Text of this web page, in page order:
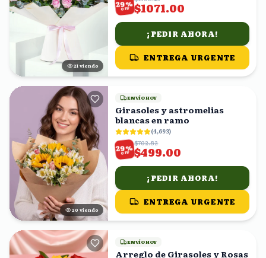
21 viendo
29%
OFF $1071.00
¡PEDIR AHORA!
ENTREGA URGENTE
21 viendo
ENVÍO HOY
Girasoles y astromelias
blancas en ramo
(4,693)
29%
OFF
$702.82
$499.00
¡PEDIR AHORA!
ENTREGA URGENTE
ENVÍO HOY
Arreglo de Girasoles y Rosas